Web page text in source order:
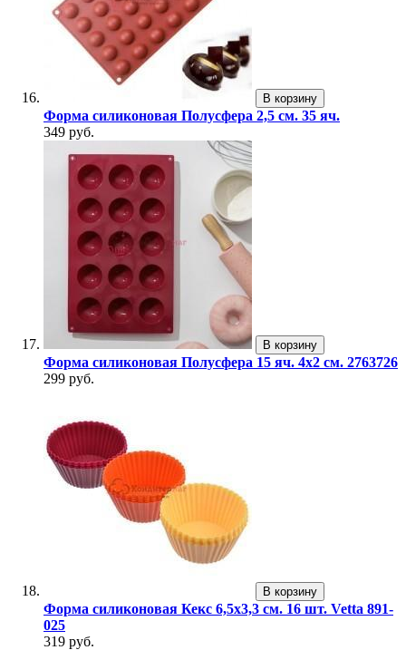
В корзину
Форма силиконовая Полусфера 2,5 см. 35 яч.
349 руб.
В корзину
Форма силиконовая Полусфера 15 яч. 4х2 см. 2763726
299 руб.
В корзину
Форма силиконовая Кекс 6,5х3,3 см. 16 шт. Vetta 891-
025
319 руб.